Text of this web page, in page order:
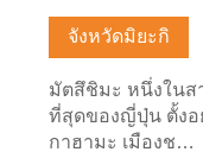
จังหวัดมิยะกิ
มัตสึชิมะ หนึ่งในส
ที่สุดของญี่ปุ่น ตั้งอ
กาฮามะ เมืองช…